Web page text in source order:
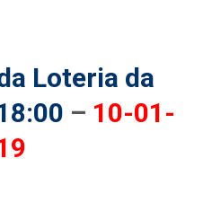
Loteria da
– 10-01-